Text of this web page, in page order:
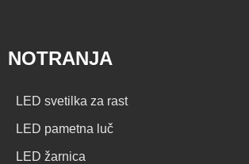
NOTRANJA
LED svetilka za rast
LED pametna luč
LED žarnica